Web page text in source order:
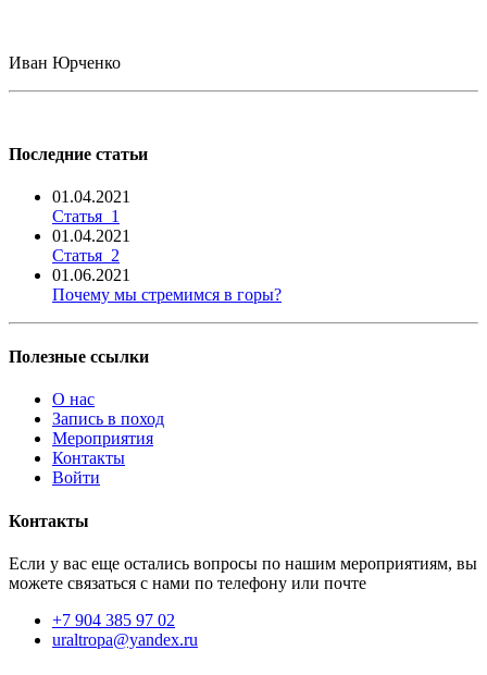
Иван Юрченко
Последние статьи
01.04.2021
Статья_1
01.04.2021
Статья_2
01.06.2021
Почему мы стремимся в горы?
Полезные ссылки
О нас
Запись в поход
Мероприятия
Контакты
Войти
Контакты
Если у вас еще остались вопросы по нашим мероприятиям, вы
можете связаться с нами по телефону или почте
+7 904 385 97 02
uraltropa@yandex.ru